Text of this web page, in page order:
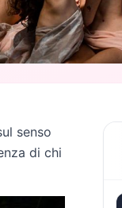
senso
di chi